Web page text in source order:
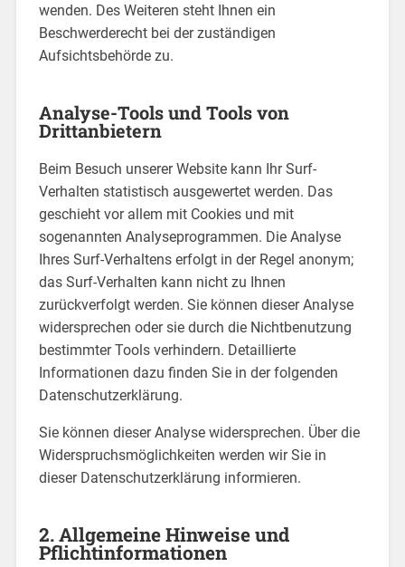
wenden. Des Weiteren steht Ihnen ein
Beschwerderecht bei der zuständigen
Aufsichtsbehörde zu.
Analyse-Tools und Tools von
Drittanbietern
Beim Besuch unserer Website kann Ihr Surf-
Verhalten statistisch ausgewertet werden. Das
geschieht vor allem mit Cookies und mit
sogenannten Analyseprogrammen. Die Analyse
Ihres Surf-Verhaltens erfolgt in der Regel anonym;
das Surf-Verhalten kann nicht zu Ihnen
zurückverfolgt werden. Sie können dieser Analyse
widersprechen oder sie durch die Nichtbenutzung
bestimmter Tools verhindern. Detaillierte
Informationen dazu finden Sie in der folgenden
Datenschutzerklärung.
Sie können dieser Analyse widersprechen. Über die
Widerspruchsmöglichkeiten werden wir Sie in
dieser Datenschutzerklärung informieren.
2. Allgemeine Hinweise und
Pflichtinformationen